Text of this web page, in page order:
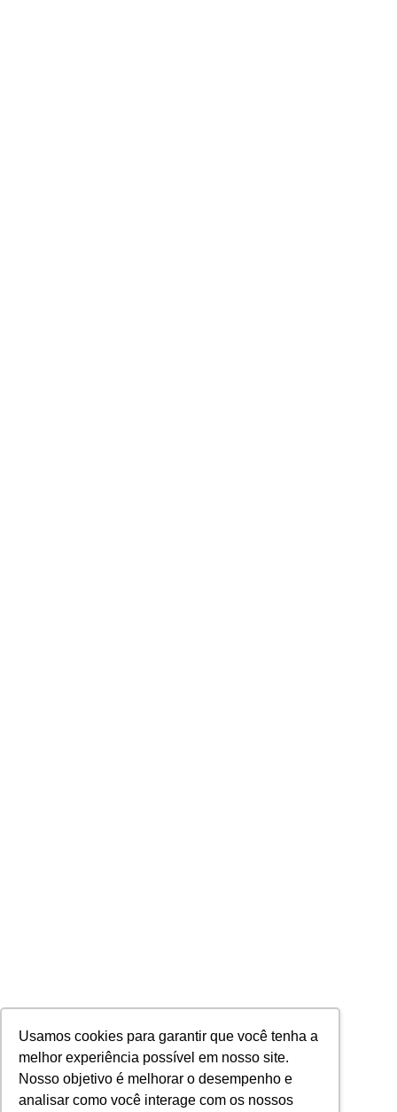
Usamos cookies para garantir que você tenha a
melhor experiência possível em nosso site.
Nosso objetivo é melhorar o desempenho e
analisar como você interage com os nossos